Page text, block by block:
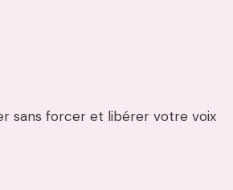
sans forcer et libérer votre voix